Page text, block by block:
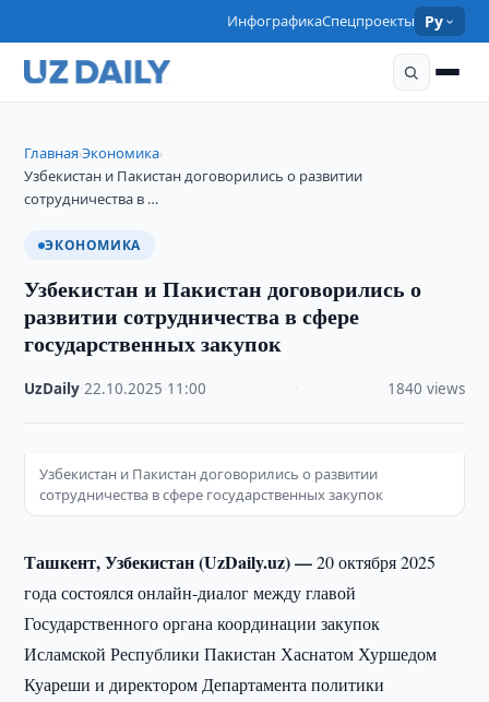
ИнфографикаСпецпроекты Ру
Главная›Экономика›
Узбекистан и Пакистан договорились о развитии
сотрудничества в …
ЭКОНОМИКА
Узбекистан и Пакистан договорились о
развитии сотрудничества в сфере
государственных закупок
UzDaily ·22.10.2025 11:00 1840 views
Узбекистан и Пакистан договорились о развитии
сотрудничества в сфере государственных закупок
Ташкент, Узбекистан (UzDaily.uz) —20 октября 2025
года состоялся онлайн-диалог между главой
Государственного органа координации закупок
Исламской Республики Пакистан Хаснатом Хуршедом
Куареши и директором Департамента политики